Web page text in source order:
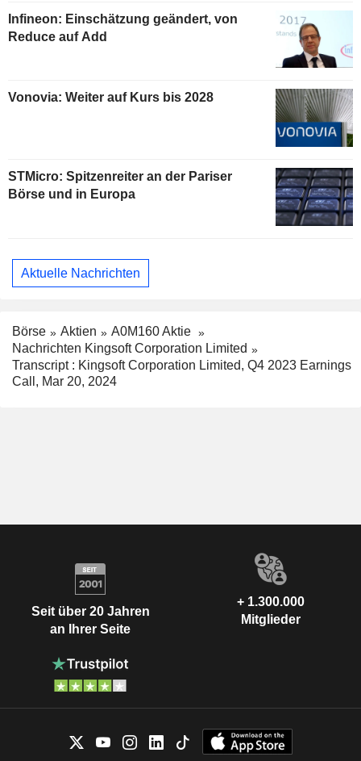
Infineon: Einschätzung geändert, von
Reduce auf Add
Vonovia: Weiter auf Kurs bis 2028
STMicro: Spitzenreiter an der Pariser
Börse und in Europa
Aktuelle Nachrichten
Börse Aktien
A0M160 Aktie
Nachrichten Kingsoft Corporation Limited
Transcript : Kingsoft Corporation Limited, Q4 2023 Earnings
Call, Mar 20, 2024
Seit über 20 Jahren
an Ihrer Seite
+ 1.300.000
Mitglieder